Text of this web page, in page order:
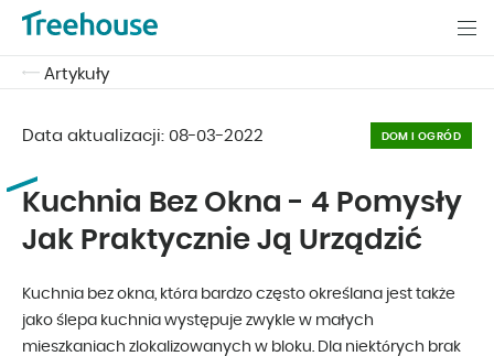
Artykuły
Data aktualizacji: 08-03-2022 DOM I OGRÓD
Kuchnia Bez Okna - 4 Pomysły
Jak Praktycznie Ją Urządzić
Kuchnia bez okna, która bardzo często określana jest także
jako ślepa kuchnia występuje zwykle w małych
mieszkaniach zlokalizowanych w bloku. Dla niektórych brak